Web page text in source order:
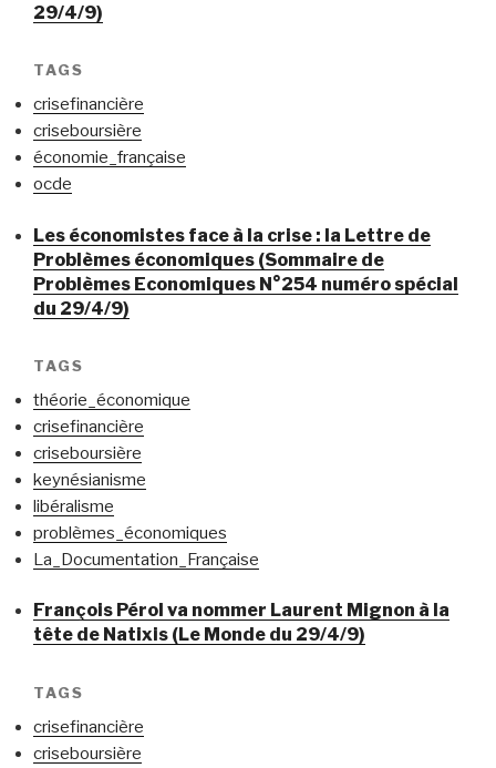
29/4/9)
TAGS
crisefinancière
criseboursière
économie_française
ocde
Les économistes face à la crise : la Lettre de
Problèmes économiques (Sommaire de
Problèmes Economiques N°254 numéro spécial
du 29/4/9)
TAGS
théorie_économique
crisefinancière
criseboursière
keynésianisme
libéralisme
problèmes_économiques
La_Documentation_Française
François Pérol va nommer Laurent Mignon à la
tête de Natixis (Le Monde du 29/4/9)
TAGS
crisefinancière
criseboursière